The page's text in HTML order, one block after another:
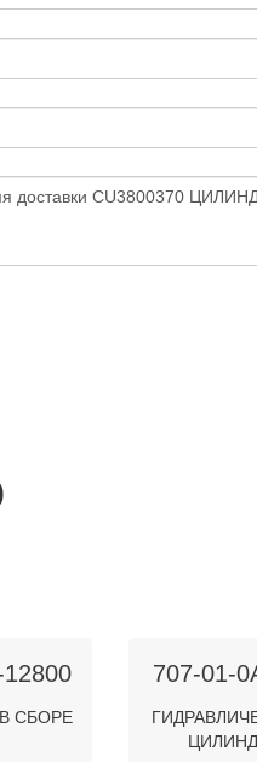
СБОРЕ
707-01-